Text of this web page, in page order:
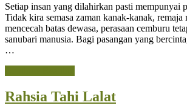
Setiap insan yang dilahirkan pasti mempunyai
Tidak kira semasa zaman kanak-kanak, remaja
mencecah batas dewasa, perasaan cemburu
sanubari manusia. Bagi pasangan yang
…
Cemburu
Lelaki
Rahsia Tahi Lalat